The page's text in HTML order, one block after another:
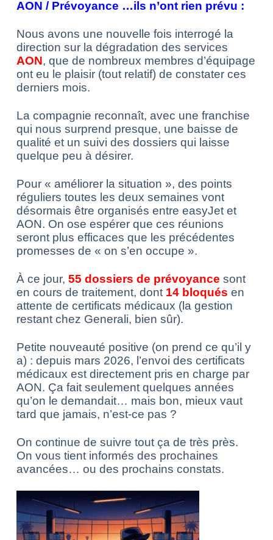
AON / Prévoyance …ils n’ont rien prévu :
Nous avons une nouvelle fois interrogé la
direction sur la dégradation des services
AON, que de nombreux membres d’équipage
ont eu le plaisir (tout relatif) de constater ces
derniers mois.
La compagnie reconnaît, avec une franchise
qui nous surprend presque, une baisse de
qualité et un suivi des dossiers qui laisse
quelque peu à désirer.
Pour « améliorer la situation », des points
réguliers toutes les deux semaines vont
désormais être organisés entre easyJet et
AON. On ose espérer que ces réunions
seront plus efficaces que les précédentes
promesses de « on s’en occupe ».
À ce jour, 55 dossiers de prévoyance sont
en cours de traitement, dont 14 bloqués en
attente de certificats médicaux (la gestion
restant chez Generali, bien sûr).
Petite nouveauté positive (on prend ce qu’il y
a) : depuis mars 2026, l’envoi des certificats
médicaux est directement pris en charge par
AON. Ça fait seulement quelques années
qu’on le demandait… mais bon, mieux vaut
tard que jamais, n’est-ce pas ?
On continue de suivre tout ça de très près.
On vous tient informés des prochaines
avancées… ou des prochains constats.